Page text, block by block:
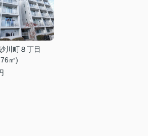
川町８丁目
㎡)